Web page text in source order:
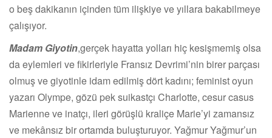
o beş dakikanın içinden tüm ilişkiye ve yıllara bakabilmeye
çalışıyor.
Madam Giyotin,gerçek hayatta yolları hiç kesişmemiş olsa
da eylemleri ve fikirleriyle Fransız Devrimi’nin birer parçası
olmuş ve giyotinle idam edilmiş dört kadını; feminist oyun
yazarı Olympe, gözü pek suikastçı Charlotte, cesur casus
Marienne ve inatçı, ileri görüşlü kraliçe Marie’yi zamansız
ve mekânsız bir ortamda buluşturuyor. Yağmur Yağmur’un